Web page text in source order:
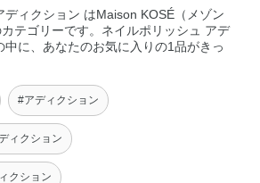
ディクション はMaison KOSÉ（メゾン
テゴリーです。ネイルポリッシュ アデ
中に、あなたのお気に入りの1品がきっ
#アディクション
ィクション
クション